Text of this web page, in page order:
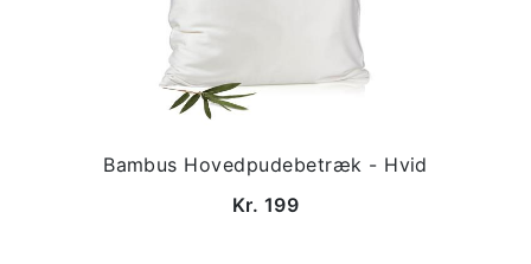
Bambus Hovedpudebetræk - Hvid
Kr. 199